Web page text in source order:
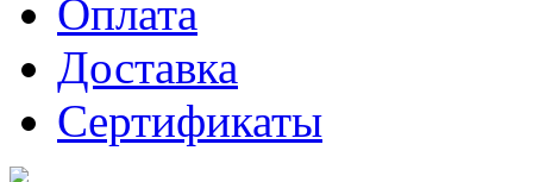
Оплата
Доставка
Сертификаты